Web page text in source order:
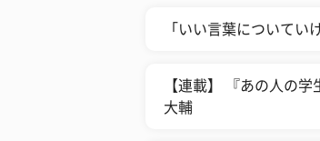
「いい言葉について
【連載】 『あの人の
大輔